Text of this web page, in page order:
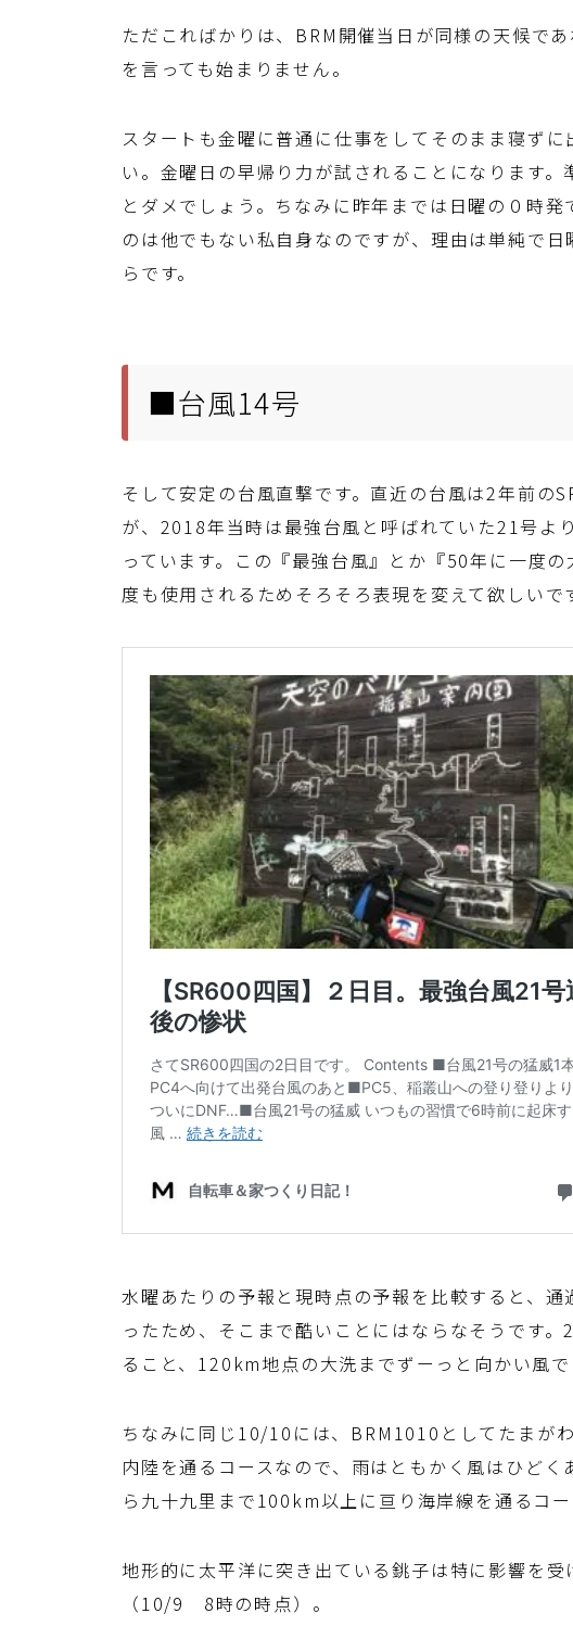
ただこればかりは、BRM開催当日が同様の天候で
を言っても始まりません。
スタートも金曜に普通に仕事をしてそのまま寝ず
い。金曜日の早帰り力が試されることになります
とダメでしょう。ちなみに昨年までは日曜の０時
のは他でもない私自身なのですが、理由は単純で
らです。
■台風14号
そして安定の台風直撃です。直近の台風は2年前の
が、2018年当時は最強台風と呼ばれていた21号よ
っています。この『最強台風』とか『50年に一度
度も使用されるためそろそろ表現を変えて欲しいで
水曜あたりの予報と現時点の予報を比較すると、
ったため、そこまで酷いことにはならなそうです
ること、120km地点の大洗までずーっと向かい風で
ちなみに同じ10/10には、BRM1010としてたまが
内陸を通るコースなので、雨はともかく風はひど
ら九十九里まで100km以上に亘り海岸線を通るコー
地形的に太平洋に突き出ている銚子は特に影響を
（10/9 8時の時点）。